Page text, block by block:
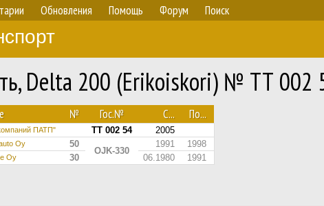
Обновления Помощь Форум Поиск
Delta 200 (Erikoiskori) № ТТ 002
№ Гос.№ С... По...
ПАТП" ТТ 002 54 2005
Oy 50
OJK-330
1991 1998
Oy 30 06.1980 1991